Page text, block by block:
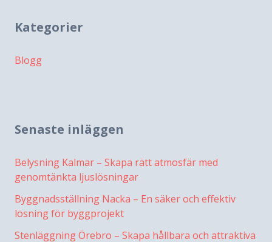
Kategorier
Blogg
Senaste inläggen
Belysning Kalmar – Skapa rätt atmosfär med
genomtänkta ljuslösningar
Byggnadsställning Nacka – En säker och effektiv
lösning för byggprojekt
Stenläggning Örebro – Skapa hållbara och attraktiva